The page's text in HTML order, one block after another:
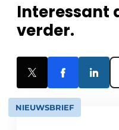
Interessant
verder.
NIEUWSBRIEF